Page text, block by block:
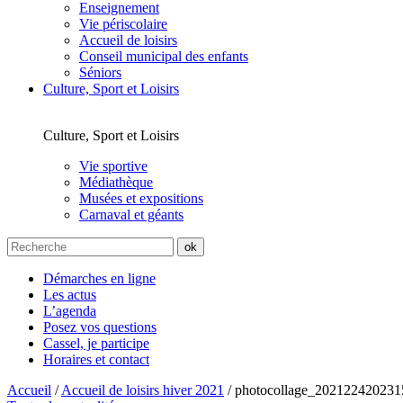
Enseignement
Vie périscolaire
Accueil de loisirs
Conseil municipal des enfants
Séniors
Culture, Sport et Loisirs
Culture, Sport et Loisirs
Vie sportive
Médiathèque
Musées et expositions
Carnaval et géants
Démarches en ligne
Les actus
L’agenda
Posez vos questions
Cassel, je participe
Horaires et contact
Accueil /Accueil de loisirs hiver 2021 /